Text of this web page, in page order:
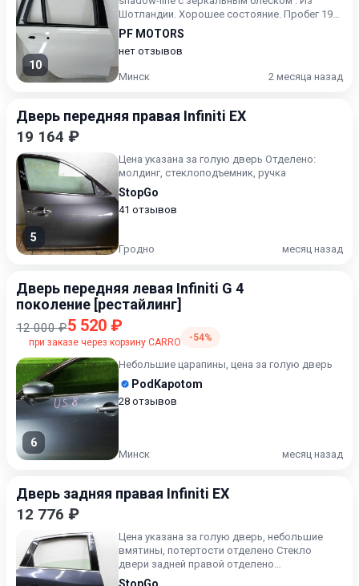
10
Шотландии. Хорошее состояние. Пробег 19
т.м. Мелкая царапина.
PF MOTORS
нет отзывов
Минск 2 месяца назад
Дверь передняя правая Infiniti EX
19 164 ₽
5
Цена указана за голую дверь Отделено:
молдинг, стеклоподъемник, ручка
StopGo
41 отзывов
Гродно месяц назад
Дверь передняя левая Infiniti G 4
поколение [рестайлинг]
12 000 ₽5 520 ₽
при заказе через корзину CARRO -54%
6
Небольшие царапины, цена за голую дверь
PodKapotom
28 отзывов
Минск месяц назад
Дверь задняя правая Infiniti EX
12 776 ₽
Цена указана за голую дверь, небольшие
вмятины, потертости отделено Стекло
двери задней правой отделено
Стеклоподъемник задний правый отделе...